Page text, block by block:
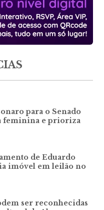
para o Senado
feminina e prioriza
de Eduardo
imóvel em leilão no
ser reconhecidas